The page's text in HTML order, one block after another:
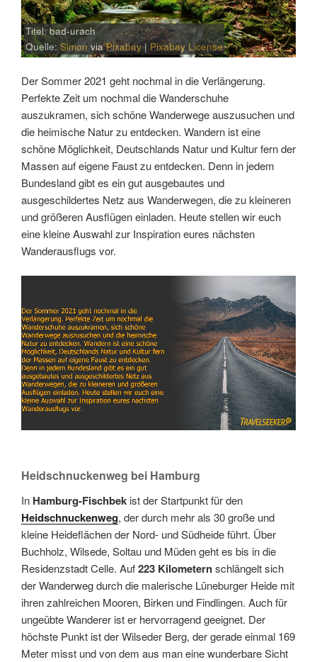
Titel: bad-urach
Quelle:Simon viaPixabay| Pixabay License
Der Sommer 2021 geht nochmal in die Verlängerung.
Perfekte Zeit um nochmal die Wanderschuhe
auszukramen, sich schöne Wanderwege auszusuchen und
die heimische Natur zu entdecken. Wandern ist eine
schöne Möglichkeit, Deutschlands Natur und Kultur fern der
Massen auf eigene Faust zu entdecken. Denn in jedem
Bundesland gibt es ein gut ausgebautes und
ausgeschildertes Netz aus Wanderwegen, die zu kleineren
und größeren Ausflügen einladen. Heute stellen wir euch
eine kleine Auswahl zur Inspiration eures nächsten
Wanderausflugs vor.
Heidschnuckenweg bei Hamburg
In Hamburg-Fischbek ist der Startpunkt für den
Heidschnuckenweg, der durch mehr als 30 große und
kleine Heideflächen der Nord- und Südheide führt. Über
Buchholz, Wilsede, Soltau und Müden geht es bis in die
Residenzstadt Celle. Auf223 Kilometernschlängelt sich
der Wanderweg durch die malerische Lüneburger Heide mit
ihren zahlreichen Mooren, Birken und Findlingen. Auch für
ungeübte Wanderer ist er hervorragend geeignet. Der
höchste Punkt ist der Wilseder Berg, der gerade einmal 169
Meter misst und von dem aus man eine wunderbare Sicht